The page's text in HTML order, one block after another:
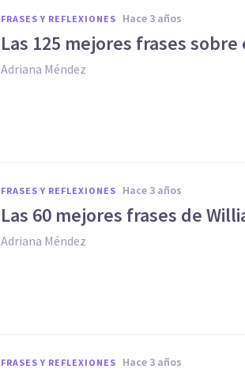
FRASES Y REFLEXIONES hace 3 años
Las 125 mejores frases sobre
Adriana Méndez
FRASES Y REFLEXIONES hace 3 años
Las 60 mejores frases de
Adriana Méndez
FRASES Y REFLEXIONES hace 3 años